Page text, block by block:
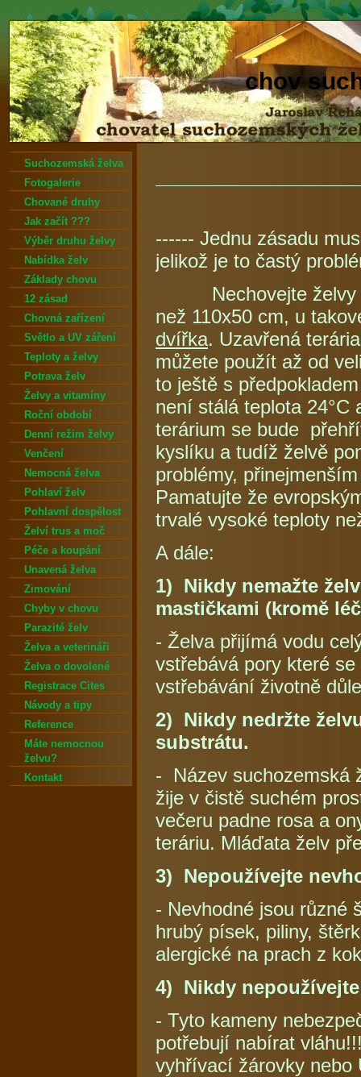
chov
------ Jednu zásadu
jelikož je to častý
Nechovejte želvy
než 110x50 cm, u
dvířka. Uzavřená
můžete použít až od
to ještě s
není stálá teplota 24°C
terárium se bude
kyslíku a tudíž želvě
problémy,
Pamatujte že
trvalé vysoké teploty
A dále:
1) Nikdy nemažte
mastičkami (kromě
- Želva přijímá vodu
vstřebává pory které
vstřebávání životně
2) Nikdy nedržte
substrátu.
- Název suchozemská
žije v čistě suchém
večeru padne rosa a
teráriu. Mláďata želv
3) Nepoužívejte
- Nevhodné jsou různé
hrubý písek, piliny,
alergické na prach z
4) Nikdy
- Tyto kameny
potřebují nabírat
vyhřívací žárovky nebo
Suchozemská želva
Fotogalerie
Chované druhy
Jak začít ???
Výběr druhu želvy
Nabídka želv
Základy chovu
12 zásad
Chovná zařízení
Světlo a UV záření
Teploty a želvy
Potrava želv
Želvy a vitamíny
Roční období
Denní režim želvy
Venčení
Nemocná želva
Pohlaví želv
Pohlavní dospělost
Želví trus a moč
Péče a koupání
Unavená želva
Zimování
Chyby v chovu
Parazité želv
Želva a veterináři
Želva o dovolené
Registrace Cites
Návody a tipy
Reference
Máte nemocnou
želvu?
Kontakt